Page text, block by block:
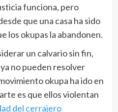
funciona, pero
que una casa ha sido
los okupas la abandonen.
un calvario sin fin,
no pueden resolver
okupa ha ido en
es que ellos violentan
del cerrajero